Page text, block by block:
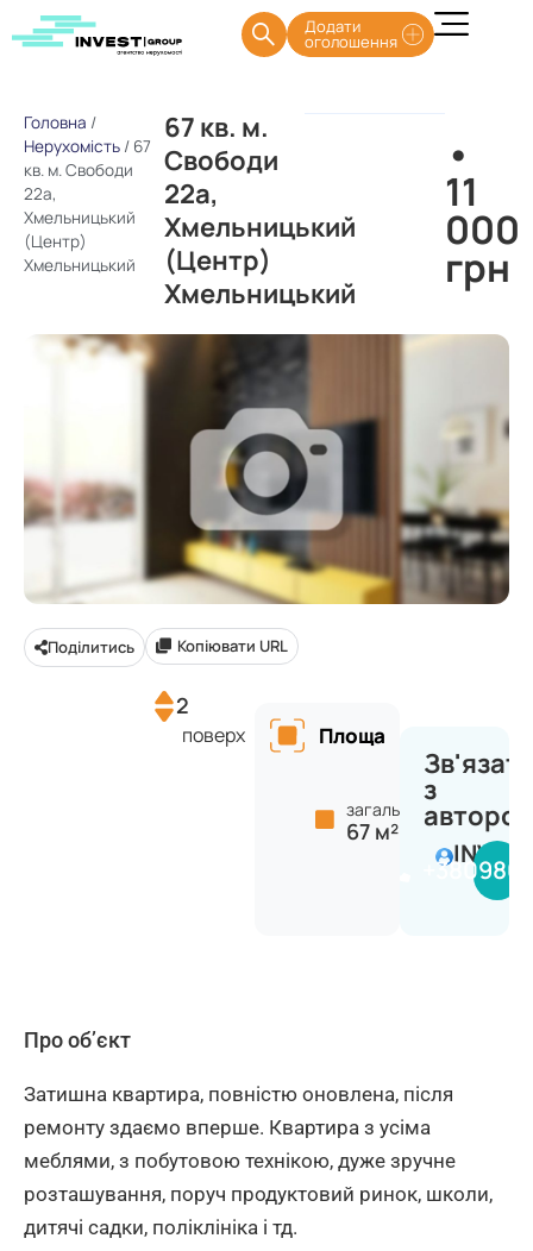
Додати
оголошення
Головна /
Нерухомість / 67
кв. м. Свободи
22а,
Хмельницький
(Центр)
Хмельницький
67 кв. м.
Свободи
22а,
Хмельницький
(Центр)
Хмельницький
•
11
000
грн
Поділитись Копіювати URL
2
поверх Площа
загальна:
67 м²
з
Про об’єкт
Затишна квартира, повністю оновлена, після
ремонту здаємо вперше. Квартира з усіма
меблями, з побутовою технікою, дуже зручне
розташування, поруч продуктовий ринок, школи,
дитячі садки, поліклініка і тд.